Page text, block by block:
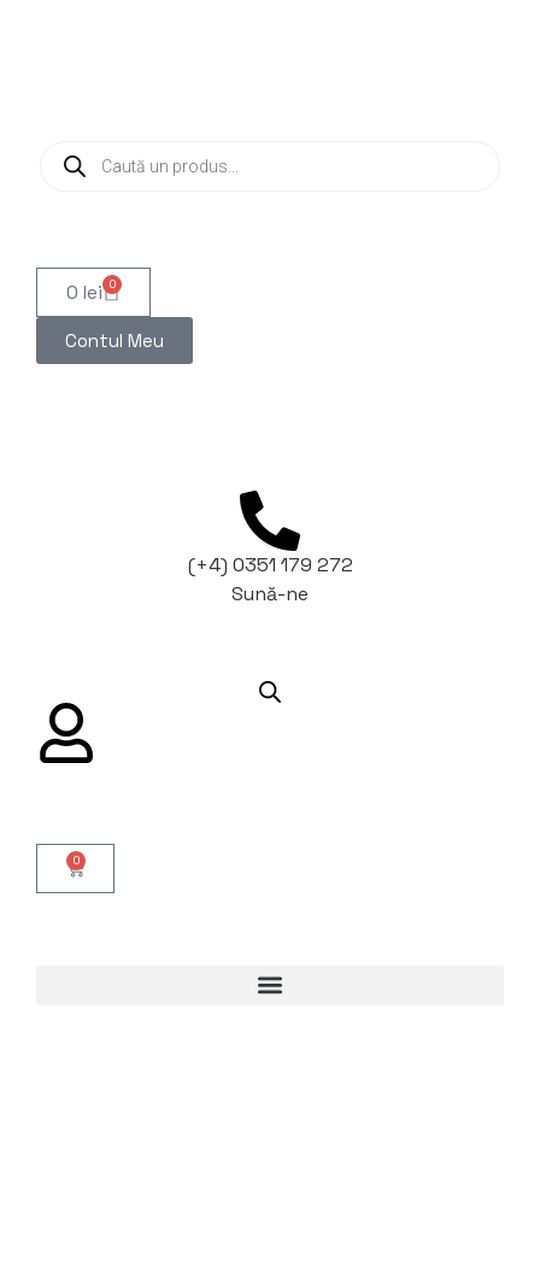
0 lei 0
Contul Meu
(+4) 0351 179 272
Sună-ne
0